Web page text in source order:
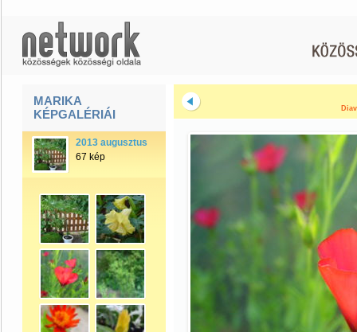
MARIKA
KÉPGALÉRIÁI
2013 augusztus
67 kép